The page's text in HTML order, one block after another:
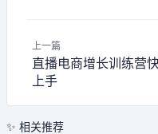
上一篇
直播电商增长训练营
上手
✨ 相关推荐